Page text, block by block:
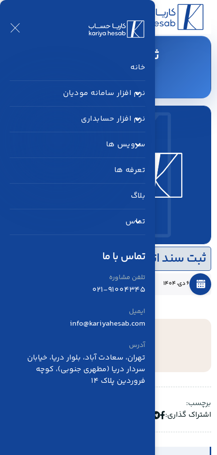
خانه
نرم افزار سامانه مودیان
نرم افزار حسابداری
سرویس ها
تعرفه ها
بلاگ
تماس
تماس با ما
تلفن مشاوره
021-91004345
ایمیل
info@kariyahesab.com
آدرس
تهران، سعادت آباد، بلوار دریا، خیابان
سردار دریا (مطهری جنوبی)، کوچه
فروردین پلاک 14
ثبت سند اتوماتیک
ثبت سند اتوماتیک
6 دي، 1404
تعداد رای : 1
برچسب:
اشتراک گذاری: